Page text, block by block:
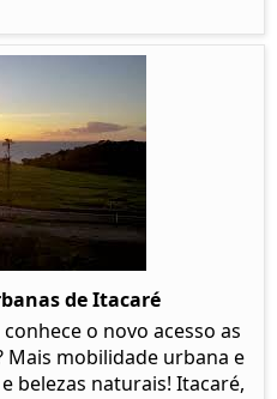
de Itacaré
o novo acesso as
Mais mobilidade urbana e
belezas naturais! Itacaré,